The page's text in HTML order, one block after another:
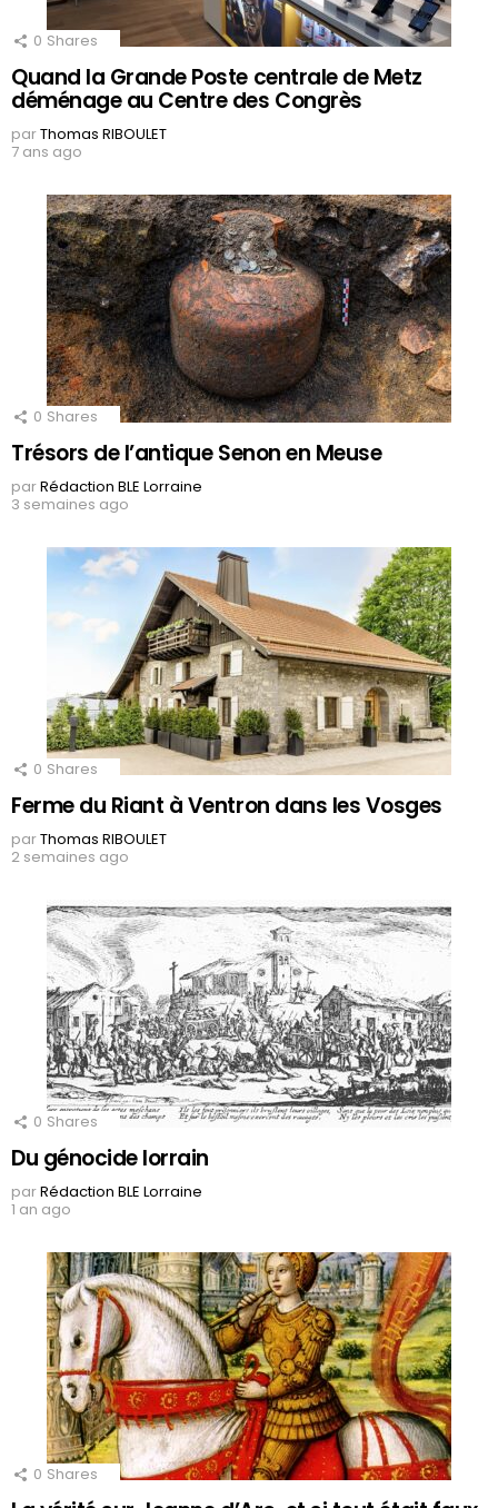
0 Shares
Quand la Grande Poste centrale de Metz
déménage au Centre des Congrès
parThomas RIBOULET
7 ans ago
0 Shares
Trésors de l’antique Senon en Meuse
parRédaction BLE Lorraine
3 semaines ago
0 Shares
Ferme du Riant à Ventron dans les Vosges
parThomas RIBOULET
2 semaines ago
0 Shares
Du génocide lorrain
parRédaction BLE Lorraine
1 an ago
0 Shares